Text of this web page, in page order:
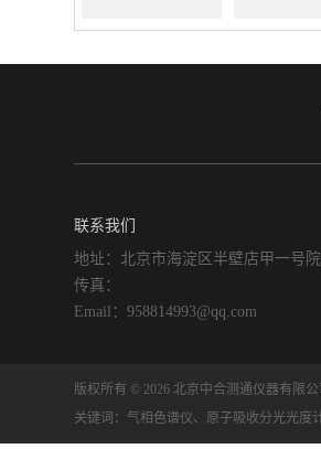
联系我们
地址：北京市海淀区半壁店甲一号
传真：
Email：958814993@qq.com
版权所有 © 2026 北京中合测通仪器有限公
关键词：气相色谱仪、原子吸收分光光度